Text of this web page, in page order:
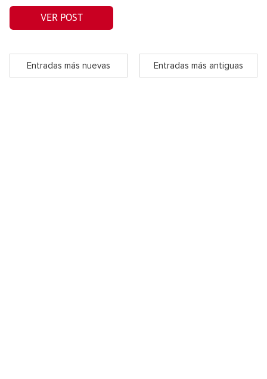
VER POST
Entradas más nuevas Entradas más antiguas